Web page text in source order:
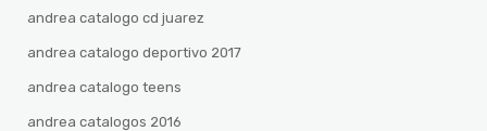
andrea catalogo cd juarez
andrea catalogo deportivo 2017
andrea catalogo teens
andrea catalogos 2016